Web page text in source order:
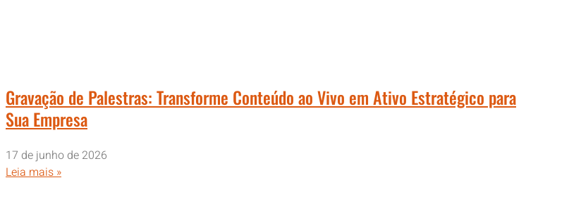
Gravação de Palestras: Transforme Conteúdo ao Vivo em Ativo Estratégico para
Sua Empresa
17 de junho de 2026
Leia mais »